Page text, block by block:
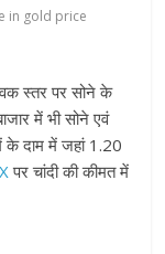
in gold price
स्तर पर सोने के
में भी सोने एवं
के दाम में जहां 1.20
पर चांदी की कीमत में